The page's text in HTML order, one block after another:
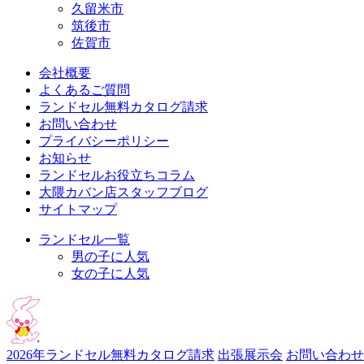
久留米市
筑後市
佐賀市
会社概要
よくあるご質問
ランドセル無料カタログ請求
お問い合わせ
プライバシーポリシー
お知らせ
ランドセルお役立ちコラム
大隈カバン店スタッフブログ
サイトマップ
ランドセル一覧
男の子に人気
女の子に人気
2026年ランドセル無料カタログ請求 出張展示会 お問い合わせ